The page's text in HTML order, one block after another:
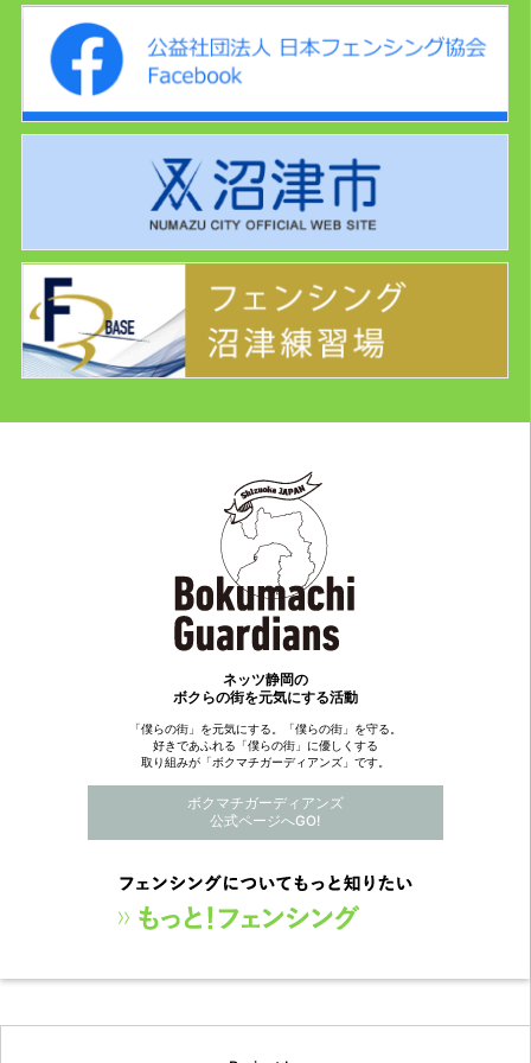
ネッツ静岡の
ボクらの街を元気にする活動
「僕らの街」を元気にする。「僕らの街」を守る。
好きであふれる「僕らの街」に優しくする
取り組みが「ボクマチガーディアンズ」です。
ボクマチガーディアンズ
公式ページへGO!